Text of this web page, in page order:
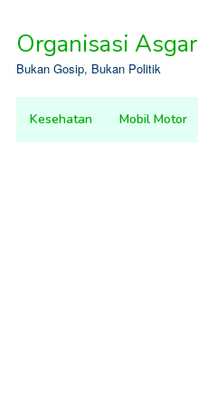
contentOrganisasi Asgar
Bukan Gosip, Bukan Politik
Kesehatan Mobil Motor